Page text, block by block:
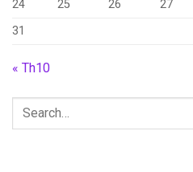
24
25 26 27
31
« Th10